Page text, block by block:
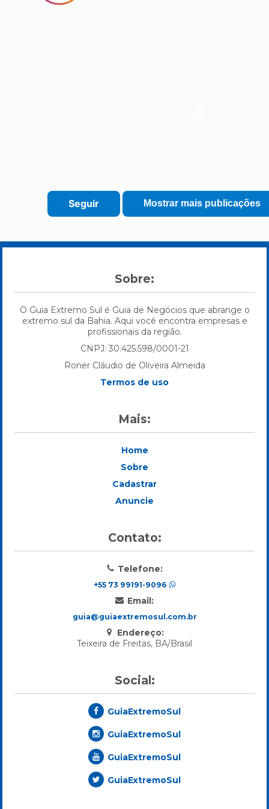
Sobre:
O Guia Extremo Sul é Guia de Negócios que abrange o
extremo sul da Bahia. Aqui você encontra empresas e
profissionais da região.
CNPJ: 30.425.598/0001-21
Roner Cláudio de Oliveira Almeida
Termos de uso
Mais:
Home
Sobre
Cadastrar
Anuncie
Contato:
Telefone:
+55 73 99191-9096
Email:
guia@guiaextremosul.com.br
Endereço:
Teixeira de Freitas, BA/Brasil
Social:
GuiaExtremoSul
GuiaExtremoSul
GuiaExtremoSul
GuiaExtremoSul